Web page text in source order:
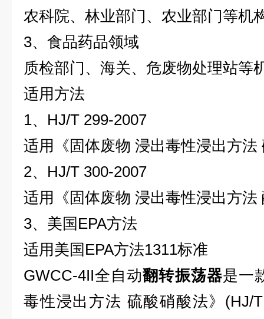
农科院、林业部门、农业部门等机
3、食品药品领域
质检部门、海关、危废物处理站等
适用方法
1、 HJ/T 299-2007
适用《固体废物 浸出毒性浸出方法
2、 HJ/T 300-2007
适用《固体废物 浸出毒性浸出方法
3、美国 EPA方法
适用美国 EPA方法1311标准
GWCC-4II全自动翻转振荡器是一
毒性浸出方法 硫酸硝酸法》 (HJ/